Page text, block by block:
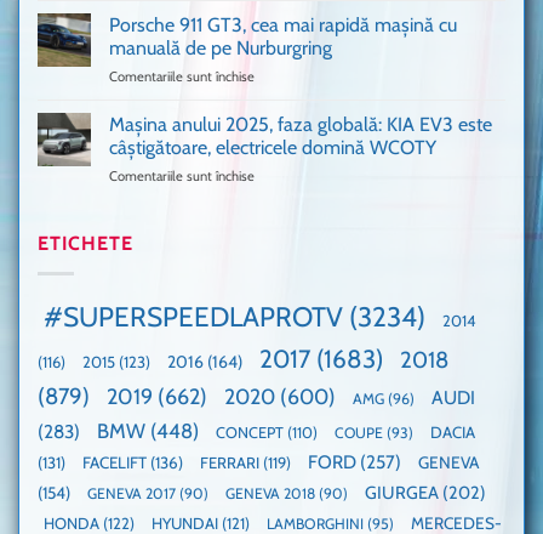
în
UK,
nevoie
de
VANS!
Am
pus
umărul
cu
mai
mare
paradă
de
dube
Porsche 911 GT3, cea mai rapidă mașină cu
manuală de pe Nurburgring
Comentariile sunt închise
911
GT3,
cea
pe
Nurburgring
Mașina anului 2025, faza globală: KIA EV3 este
câștigătoare, electricele domină WCOTY
Comentariile sunt închise
EV3
câștigătoare,
domină
WCOTY
ETICHETE
#SUPERSPEEDLAPROTV (3234) 2014
(116) 2015 (123) 2016 (164) 2017 (1683)
2018
(879)
2019 (662) 2020 (600) AMG (96)
AUDI
(283)
BMW (448) CONCEPT (110) COUPE (93)
DACIA
(131)
FACELIFT (136) FERRARI (119) FORD (257)
GENEVA
(154)
GENEVA 2017 (90) GENEVA 2018 (90) GIURGEA (202)
HONDA (122) HYUNDAI (121) LAMBORGHINI (95)
MERCEDES-